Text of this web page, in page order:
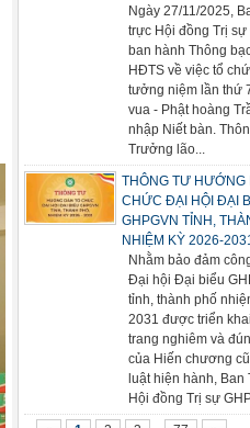
Ngày 27/11/2025,
trực Hội đồng Trị sự
ban hành Thông
HĐTS về việc tổ
tưởng niệm lần thứ
vua - Phật hoàng
nhập Niết bàn.
Trưởng lão...
THÔNG TƯ HƯỚNG
CHỨC ĐẠI HỘI ĐẠI
GHPGVN TỈNH,
NHIỆM KỲ 2026-
Nhằm bảo đảm
Đại hội Đại biểu
tỉnh, thành phố
2031 được triển
trang nghiêm và
của Hiến chương
luật hiện hành,
Hội đồng Trị sự